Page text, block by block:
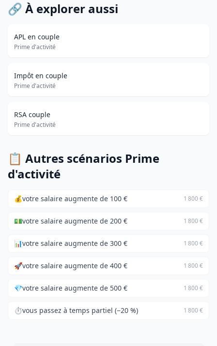
🔗 À explorer aussi
APL en couple
Prime d'activité
Impôt en couple
Prime d'activité
RSA couple
Prime d'activité
📋 Autres scénarios Prime
d'activité
💰votre salaire augmente de 100 € 1 800 €
💵votre salaire augmente de 200 € 1 800 €
📊votre salaire augmente de 300 € 1 800 €
🚀votre salaire augmente de 400 € 1 800 €
💎votre salaire augmente de 500 € 1 800 €
⏱️vous passez à temps partiel (−20 %) 1 800 €